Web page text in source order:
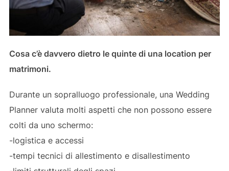
Cosa c’è davvero dietro le quinte di una location per
matrimoni.
Durante un sopralluogo professionale, una Wedding
Planner valuta molti aspetti che non possono essere
colti da uno schermo:
-logistica e accessi
-tempi tecnici di allestimento e disallestimento